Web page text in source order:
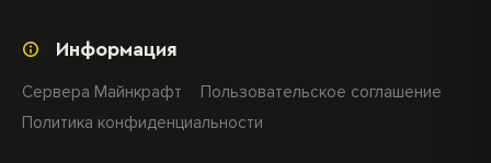
Информация
Сервера Майнкрафт
Пользовательское соглашение
Политика конфиденциальности